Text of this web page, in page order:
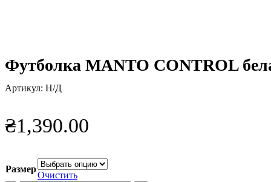
Футболка MANTO CONTROL
Артикул: Н/Д
₴1,390.00
Размер
Очистить